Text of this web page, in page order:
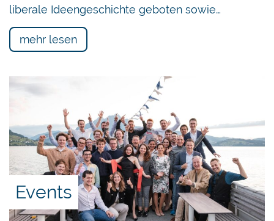
liberale Ideengeschichte geboten sowie…
mehr lesen
Events